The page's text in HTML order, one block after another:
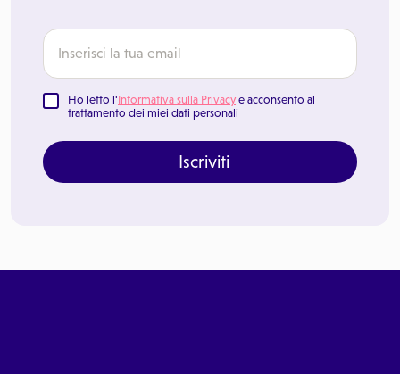
Ho letto l'Informativa sulla Privacy e acconsento al
trattamento dei miei dati personali
Iscriviti